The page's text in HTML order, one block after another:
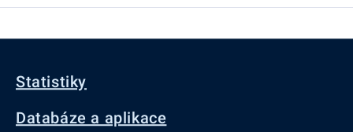
Statistiky
Databáze a aplikace